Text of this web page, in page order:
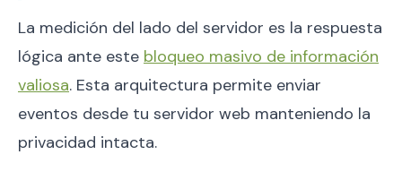
La medición del lado del servidor es la respuesta
lógica ante este bloqueo masivo de información
valiosa. Esta arquitectura permite enviar
eventos desde tu servidor web manteniendo la
privacidad intacta.